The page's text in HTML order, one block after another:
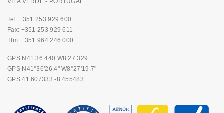
VILA VERDE - PORTUGAL
Tel: +351 253 929 600
Fax: +351 253 929 611
Tlm: +351 964 246 000
GPS N41 36.440 W8 27.329
GPS N41°36'26.4" W8°27'19.7"
GPS 41.607333 -8.455483